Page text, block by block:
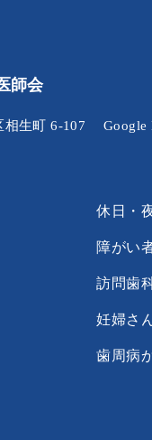
師会
相生町 6-107
Google
休日・
障がい
訪問歯
妊婦さ
歯周病